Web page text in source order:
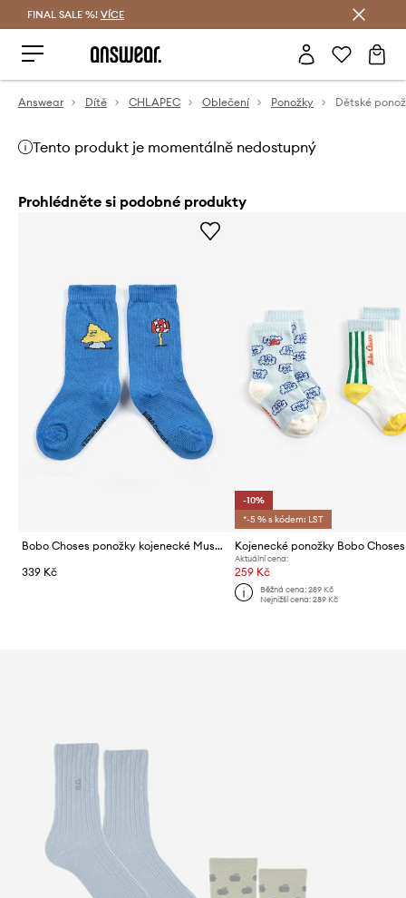
FINAL SALE %! VÍCE
Answear Dítě CHLAPEC Oblečení Ponožky
Tento produkt je momentálně nedostupný
Prohlédněte si podobné produkty
Bobo Choses ponožky kojenecké Mush Monster
339 Kč
-10%
*-5 % s kódem: LST
Aktuální cena:
259 Kč
Běžná cena: 289 Kč
Nejnižší cena: 289 Kč